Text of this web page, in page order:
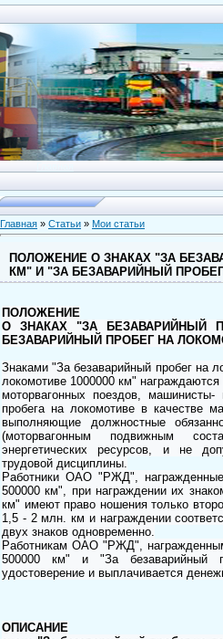
Главная » Статьи » Мои статьи
ПОЛОЖЕНИЕ О ЗНАКАХ "ЗА
КМ" И "ЗА БЕЗАВАРИЙНЫЙ
ПОЛОЖЕНИЕ
О ЗНАКАХ "ЗА БЕЗАВАРИЙНЫЙ
БЕЗАВАРИЙНЫЙ ПРОБЕГ НА
Знаками "За безаварийный пробег на
локомотиве 1000000 км"
моторвагонных поездов,
пробега на локомотиве в качестве
выполняющие должностные
(моторвагонным подвижным
энергетических ресурсов, и не
трудовой дисциплины.
Работники ОАО "РЖД",
500000 км", при награждении их
км" имеют право ношения только
1,5 - 2 млн. км и награждении
двух знаков одновременно.
Работникам ОАО "РЖД",
500000 км" и "За безаварийный
удостоверение и выплачивается
ОПИСАНИЕ